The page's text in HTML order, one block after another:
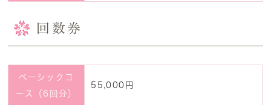
回数券
ベーシックコ
ース（6回分）
55,000円